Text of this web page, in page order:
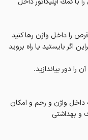
را داخل واژن رها كنيد
اگر بایستید یا راه بروید
را دور بیاندازید.
داخل واژن و رحم و امکان
و بهداشتی